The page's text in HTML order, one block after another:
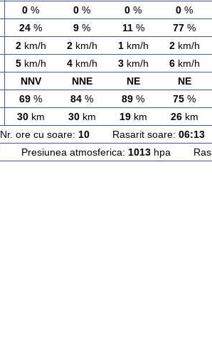
0 % 0 % 0 % 0 %
24 % 9 % 11% 77 %
2km/h 2km/h 1km/h 2km/h
5km/h 4km/h 3km/h 6km/h
NNV NNE NE NE
69 % 84 % 89 % 75 %
30km 30km 19km 26km
Nr. ore cu soare: 10Rasarit soare: 06:13
Presiunea atmosferica: 1013 hpa